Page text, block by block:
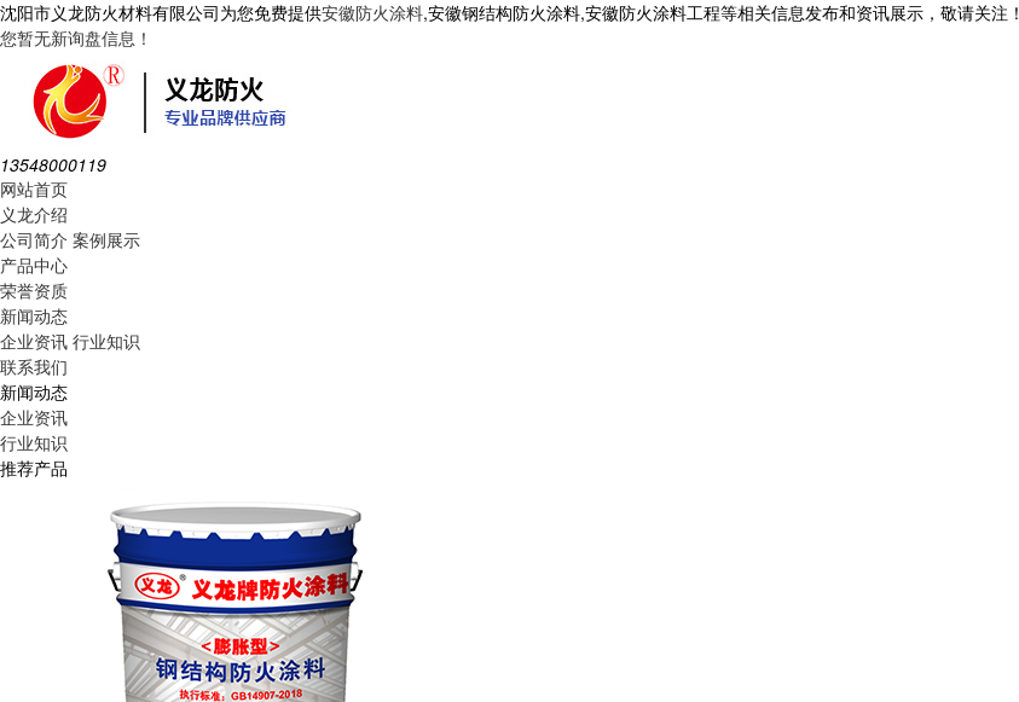
沈阳市义龙防火材料有限公司为您免费提供安徽防火涂料,安徽钢结构防火涂料,安徽防火涂料工程等相关信息发布和资讯展示，敬请关注！
您暂无新询盘信息！
13548000119
网站首页
义龙介绍
公司简介 案例展示
产品中心
荣誉资质
新闻动态
企业资讯 行业知识
联系我们
新闻动态
企业资讯
行业知识
推荐产品